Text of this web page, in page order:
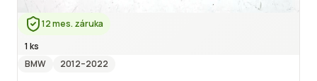
12 mes. záruka
1 ks
BMW
2012–2022